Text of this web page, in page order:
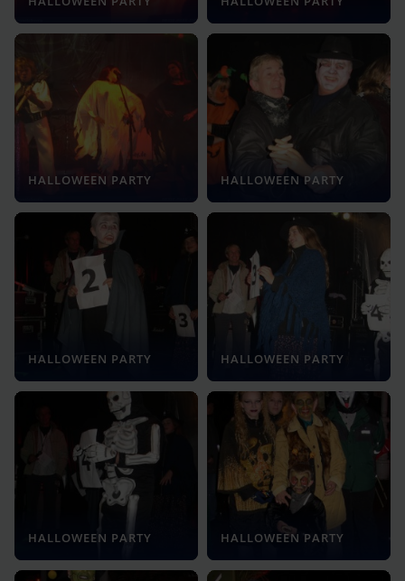
HALLOWEEN PARTY HALLOWEEN PARTY
HALLOWEEN PARTY HALLOWEEN PARTY
HALLOWEEN PARTY HALLOWEEN PARTY